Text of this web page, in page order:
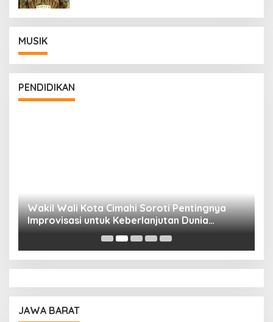
MUSIK
PENDIDIKAN
Wakil Wali Kota Cimahi Soroti Pentingnya
Improvisasi untuk Keberlanjutan Dunia
Pendidikan
JAWA BARAT